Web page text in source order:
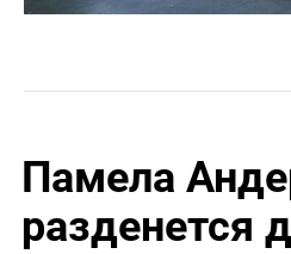
Памела
разденется